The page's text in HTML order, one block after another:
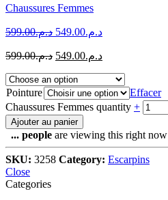
Chaussures Femmes
د.م.599.00 د.م.549.00
د.م.599.00 د.م.549.00
Pointure
Effacer
Chaussures Femmes quantity +
Ajouter au panier
... people are viewing this right now
SKU: 3258 Category: Escarpins
Close
Categories